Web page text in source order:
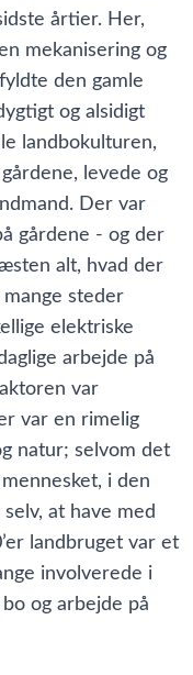
årtier. Her,
mekanisering og
den gamle
og alsidigt
landbokulturen,
levede og
Der var
gårdene - og der
alt, hvad der
steder
elektriske
arbejde på
var
var en rimelig
natur; selvom det
i den
at have med
landbruget var et
involverede i
og arbejde på